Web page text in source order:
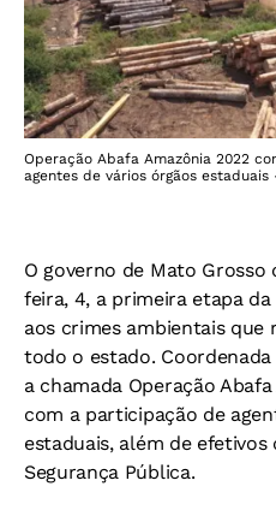
Operação Abafa Amazônia 2022
agentes de vários órgãos
O governo de Mato
feira, 4, a primeira etapa
aos crimes ambientais que
todo o estado.
a chamada Operação
com a participação de
estaduais, além de efetivos
Segurança Pública.